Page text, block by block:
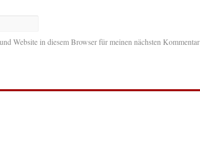
Website in diesem Browser für meinen nächsten Kommentar